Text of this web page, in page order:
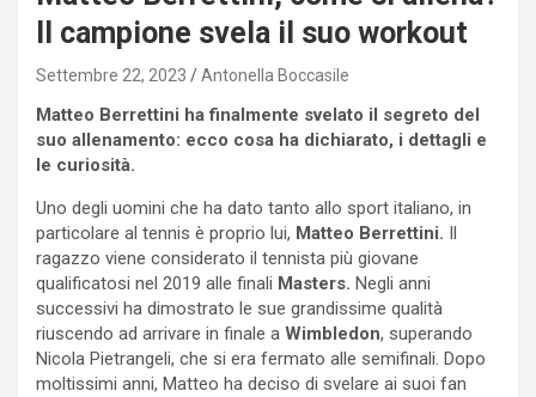
Il campione svela il suo workout
Settembre 22, 2023 Antonella Boccasile
Matteo Berrettini ha finalmente svelato il segreto del
suo allenamento: ecco cosa ha dichiarato, i dettagli e
le curiosità.
Uno degli uomini che ha dato tanto allo sport italiano, in
particolare al tennis è proprio lui, Matteo Berrettini.
ragazzo viene considerato il tennista più giovane
qualificatosi nel 2019 alle finali Masters. Negli anni
successivi ha dimostrato le sue grandissime qualità
riuscendo ad arrivare in finale a Wimbledon, superando
Nicola Pietrangeli, che si era fermato alle semifinali. Dopo
moltissimi anni, Matteo ha deciso di svelare ai suoi fan